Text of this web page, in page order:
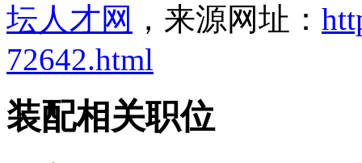
坛人才网 ，来源网址：
72642.html
装配相关职位